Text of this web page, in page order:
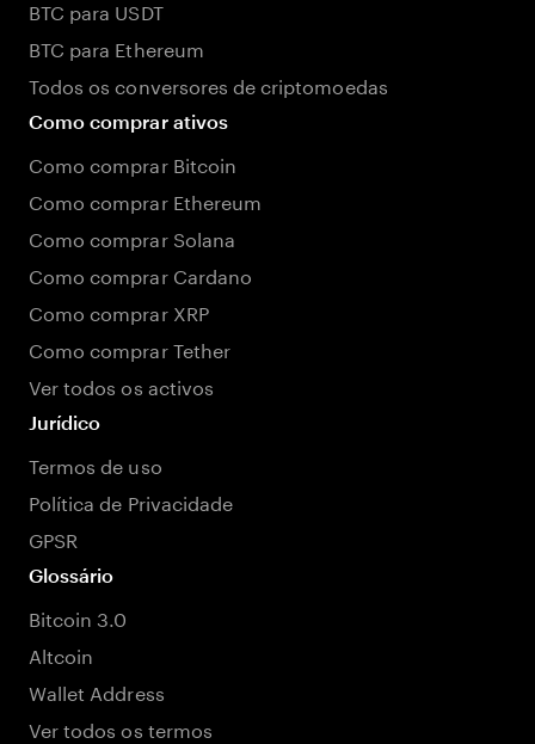
BTC para USDT
BTC para Ethereum
Todos os conversores de criptomoedas
Como comprar ativos
Como comprar Bitcoin
Como comprar Ethereum
Como comprar Solana
Como comprar Cardano
Como comprar XRP
Como comprar Tether
Ver todos os activos
Jurídico
Termos de uso
Política de Privacidade
GPSR
Glossário
Bitcoin 3.0
Altcoin
Wallet Address
Ver todos os termos